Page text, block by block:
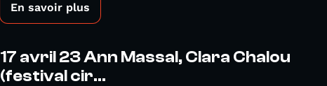
En savoir plus
17 avril 23 Ann Massal, Clara Chalou
(festival cir...